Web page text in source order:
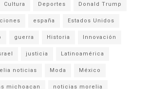
Cultura Deportes Donald Trump
españa Estados Unidos
guerra Historia Innovación
justicia Latinoamérica
noticias Moda México
michoacan noticias morelia